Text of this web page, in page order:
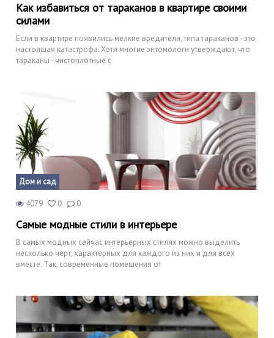
Как избавиться от тараканов в квартире своими
силами
Если в квартире появились мелкие вредители, типа тараканов - это
настоящая катастрофа. Хотя многие энтомологи утверждают, что
тараканы - чистоплотные с
Дом и сад
4079 0 0
Самые модные стили в интерьере
В самых модных сейчас интерьерных стилях можно выделить
несколько черт, характерных для каждого из них и для всех
вместе. Так, современные помещения от